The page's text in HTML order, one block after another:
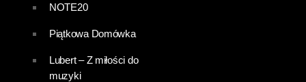
NOTE20
Piątkowa Domówka
Lubert – Z miłości do
muzyki